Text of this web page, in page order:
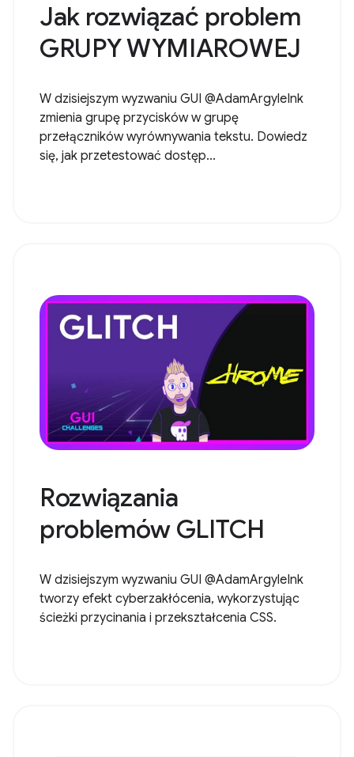
Jak rozwiązać problem
GRUPY WYMIAROWEJ
W dzisiejszym wyzwaniu GUI @AdamArgyleInk
zmienia grupę przycisków w grupę
przełączników wyrównywania tekstu. Dowiedz
się, jak przetestować dostęp...
Rozwiązania
problemów GLITCH
W dzisiejszym wyzwaniu GUI @AdamArgyleInk
tworzy efekt cyberzakłócenia, wykorzystując
ścieżki przycinania i przekształcenia CSS.